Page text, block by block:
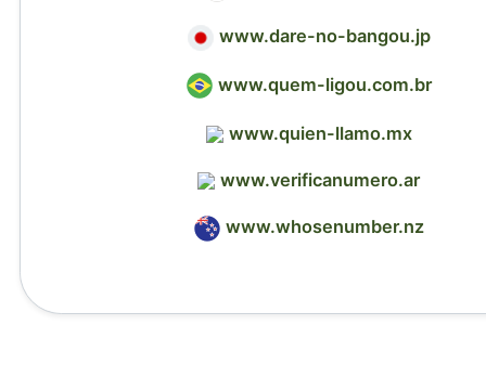
www.dare-no-bangou.jp
www.quem-ligou.com.br
www.quien-llamo.mx
www.verificanumero.ar
www.whosenumber.nz